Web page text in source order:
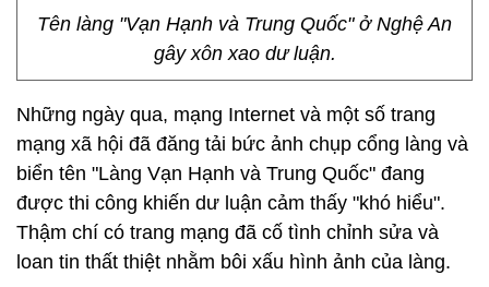
Tên làng "Vạn Hạnh và Trung Quốc" ở Nghệ An
gây xôn xao dư luận.
Những ngày qua, mạng Internet và một số trang
mạng xã hội đã đăng tải bức ảnh chụp cổng làng và
biển tên "Làng Vạn Hạnh và Trung Quốc" đang
được thi công khiến dư luận cảm thấy "khó hiểu".
Thậm chí có trang mạng đã cố tình chỉnh sửa và
loan tin thất thiệt nhằm bôi xấu hình ảnh của làng.